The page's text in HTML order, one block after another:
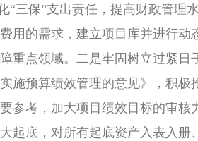
保”支出责任，提高财政管理水
用的需求，建立项目库并进行
重点领域。二是牢固树立过紧
施预算绩效管理的意见》，积
参考，加大项目绩效目标的审
起底，对所有起底资产入表入